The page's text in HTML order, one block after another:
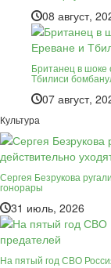
08 август,
Британец в шоке
Тбилиси
07 август,
Культура
Сергея Безрукова
гонорары
31 июль, 2026
На пятый год СВО